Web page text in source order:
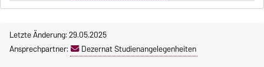
Letzte Änderung: 29.05.2025
Ansprechpartner:
Dezernat Studienangelegenheiten